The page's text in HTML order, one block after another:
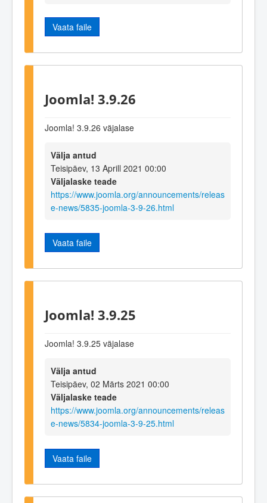
Vaata faile
Joomla! 3.9.26
Joomla! 3.9.26 väjalase
Välja antud
Teisipäev, 13 Aprill 2021 00:00
Väljalaske teade
https://www.joomla.org/announcements/releas
e-news/5835-joomla-3-9-26.html
Vaata faile
Joomla! 3.9.25
Joomla! 3.9.25 väjalase
Välja antud
Teisipäev, 02 Märts 2021 00:00
Väljalaske teade
https://www.joomla.org/announcements/releas
e-news/5834-joomla-3-9-25.html
Vaata faile